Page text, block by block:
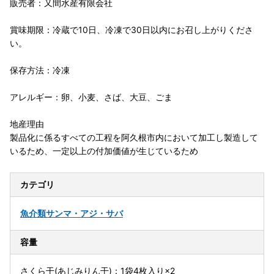
販売者：又間水産有限会社
賞味期限：冷蔵で10日、冷凍で30日以内にお召し上がりくださ
い。
保存方法：冷凍
アレルギー：卵、小麦、さば、大豆、ごま
地産理由
製品化に係るすべての工程を阿久根市内において加工し製造して
いるため、一定以上の付加価値が生じているため
カテゴリ
魚介類サンマ・アジ・サバ
容量
さくら干(あじみりん干)：1袋4枚入り×2